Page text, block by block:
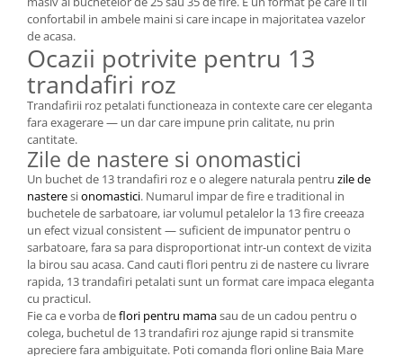
confortabil in ambele maini si care incape in majoritatea vazelor
de acasa.
Ocazii potrivite pentru 13
trandafiri roz
Trandafirii roz petalati functioneaza in contexte care cer eleganta
fara exagerare — un dar care impune prin calitate, nu prin
cantitate.
Zile de nastere si onomastici
Un buchet de 13 trandafiri roz e o alegere naturala pentru zile de
nasteresionomastici. Numarul impar de fire e traditional in
buchetele de sarbatoare, iar volumul petalelor la 13 fire creeaza
un efect vizual consistent — suficient de impunator pentru o
sarbatoare, fara sa para disproportionat intr-un context de vizita
la birou sau acasa. Cand cauti flori pentru zi de nastere cu livrare
rapida, 13 trandafiri petalati sunt un format care impaca eleganta
cu practicul.
Fie ca e vorba deflori pentru mamasau de un cadou pentru o
colega, buchetul de 13 trandafiri roz ajunge rapid si transmite
apreciere fara ambiguitate. Poti comanda flori online Baia Mare